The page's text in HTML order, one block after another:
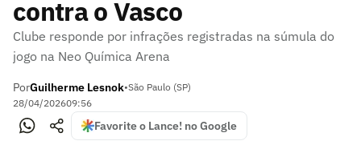
contra o Vasco
Clube responde por infrações registradas na súmula do
jogo na Neo Química Arena
PorGuilherme Lesnok•São Paulo (SP)
28/04/202609:56
Favorite o Lance! no Google